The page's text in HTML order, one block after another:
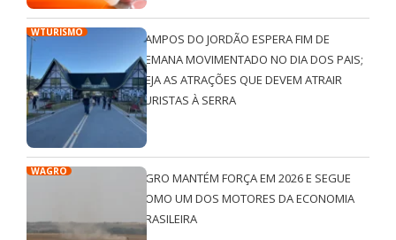
WTURISMO
CAMPOS DO JORDÃO ESPERA FIM DE
SEMANA MOVIMENTADO NO DIA DOS PAIS;
VEJA AS ATRAÇÕES QUE DEVEM ATRAIR
TURISTAS À SERRA
WAGRO
AGRO MANTÉM FORÇA EM 2026 E SEGUE
COMO UM DOS MOTORES DA ECONOMIA
BRASILEIRA